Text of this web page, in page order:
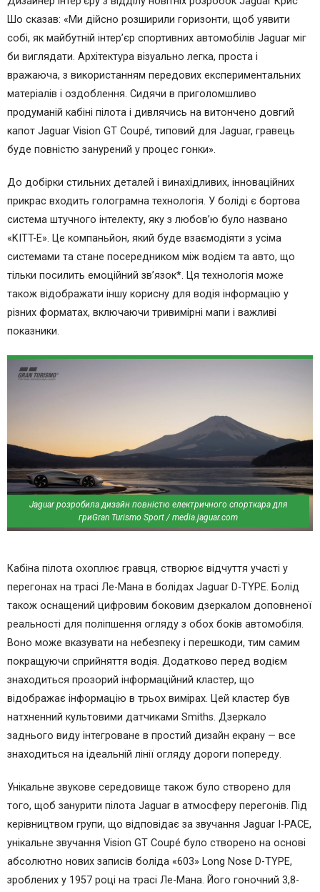
Шо сказав: «Ми дійсно розширили горизонти, щоб уявити
собі, як майбутній інтер’єр спортивних автомобілів Jaguar міг
би виглядати. Архітектура візуально легка, проста і
вражаюча, з використанням передових експериментальних
матеріалів і оздоблення. Сидячи в приголомшливо
продуманій кабіні пілота і дивлячись на витончено довгий
капот Jaguar Vision GT Coupé, типовий для Jaguar, гравець
буде повністю занурений у процес гонки».
До добірки стильних деталей і винахідливих, інноваційних
прикрас входить голограмна технологія. У боліді є бортова
система штучного інтелекту, яку з любов’ю було названо
«KITT-E». Це компаньйон, який буде взаємодіяти з усіма
системами та стане посередником між водієм та авто, що
тільки посилить емоційний зв’язок*. Ця технологія може
також відображати іншу корисну для водія інформацію у
різних форматах, включаючи тривимірні мапи і важливі
показники.
Jaguar розробила дизайн повністю електричного спорткара для
гриGran Turismo Sport / media.jaguar.com
Кабіна пілота охоплює гравця, створює відчуття участі у
перегонах на трасі Ле-Мана в болідах Jaguar D-TYPE. Болід
також оснащений цифровим боковим дзеркалом доповненої
реальності для поліпшення огляду з обох боків автомобіля.
Воно може вказувати на небезпеку і перешкоди, тим самим
покращуючи сприйняття водія. Додатково перед водієм
знаходиться прозорий інформаційний кластер, що
відображає інформацію в трьох вимірах. Цей кластер був
натхненний культовими датчиками Smiths. Дзеркало
заднього виду інтегроване в простий дизайн екрану — все
знаходиться на ідеальній лінії огляду дороги попереду.
Унікальне звукове середовище також було створено для
того, щоб занурити пілота Jaguar в атмосферу перегонів. Під
керівництвом групи, що відповідає за звучання Jaguar I-PACE,
унікальне звучання Vision GT Coupé було створено на основі
абсолютно нових записів боліда «603» Long Nose D-TYPE,
зроблених у 1957 році на трасі Ле-Мана. Його гоночний 3,8-